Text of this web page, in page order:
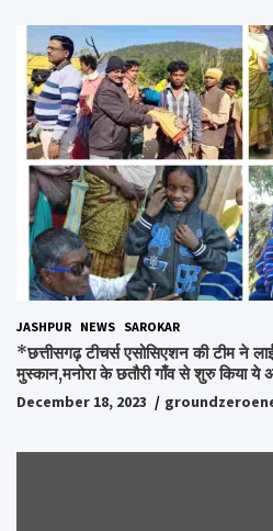
JASHPUR NEWS SAROKAR
*छत्तीसगढ़ टीचर्स एसोसिएशन की टीम ने
मुस्कान,मनोरा के छतौरी गाँव से शुरु किया ये
December 18, 2023